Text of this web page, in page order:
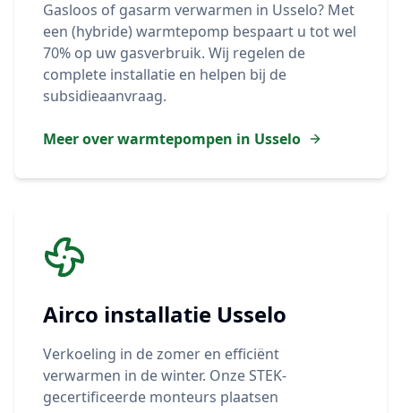
Gasloos of gasarm verwarmen in Usselo? Met
een (hybride) warmtepomp bespaart u tot wel
70% op uw gasverbruik. Wij regelen de
complete installatie en helpen bij de
subsidieaanvraag.
Meer over warmtepompen in Usselo
Airco installatie Usselo
Verkoeling in de zomer en efficiënt
verwarmen in de winter. Onze STEK-
gecertificeerde monteurs plaatsen